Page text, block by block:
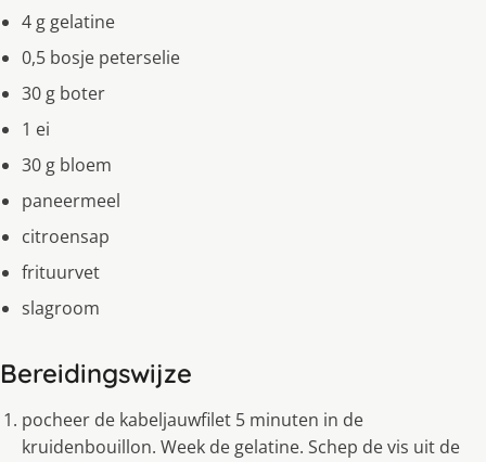
4 g gelatine
0,5 bosje peterselie
30 g boter
1 ei
30 g bloem
paneermeel
citroensap
frituurvet
slagroom
Bereidingswijze
pocheer de kabeljauwfilet 5 minuten in de
kruidenbouillon. Week de gelatine. Schep de vis uit de